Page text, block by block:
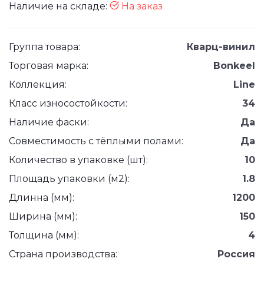
Наличие на складе: На заказ
Группа товара:
Кварц-винил
Торговая марка:
Bonkeel
Коллекция:
Line
Класс износостойкости:
34
Наличие фаски:
Да
Совместимость с тёплыми полами:
Да
Количество в упаковке (шт):
10
Площадь упаковки (м2):
1.8
Длинна (мм):
1200
Ширина (мм):
150
Толщина (мм):
4
Страна производства:
Россия